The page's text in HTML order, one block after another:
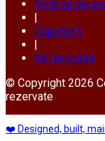
Politica de
|
Copyright
|
Kit de presă
© Copyright 2026
rezervate
❤️ Designed, built,